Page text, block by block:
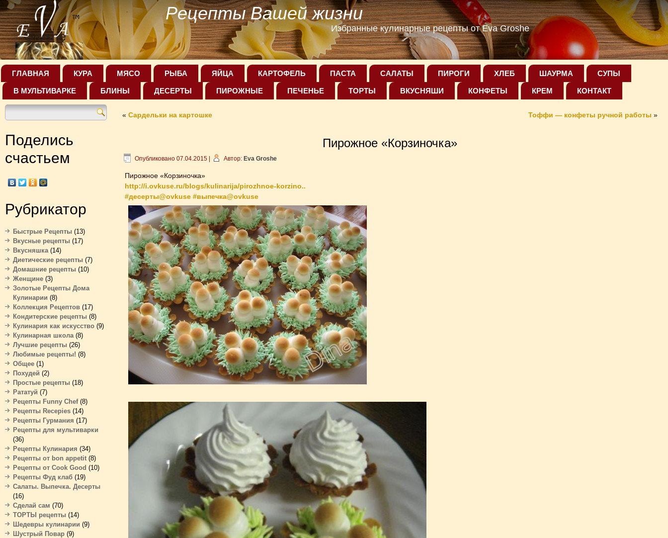
Рецепты Вашей жизни
Избранные кулинарные рецепты от Eva Groshe
ГЛАВНАЯ КУРА МЯСО РЫБА ЯЙЦА КАРТОФЕЛЬ ПАСТА САЛАТЫ ПИРОГИ ХЛЕБ ШАУРМА СУПЫ
В МУЛЬТИВАРКЕ БЛИНЫ ДЕСЕРТЫ ПИРОЖНЫЕ ПЕЧЕНЬЕ ТОРТЫ ВКУСНЯШИ КОНФЕТЫ КРЕМ КОНТАКТ
Поделись
счастьем
Рубрикатор
Быстрые Рецепты (13)
Вкусные рецепты (17)
Вкусняшка(14)
Диетические рецепты (7)
Домашние рецепты (10)
Женщине (3)
Золотые Рецепты Дома
Кулинарии (8)
Коллекция Рецептов (17)
Кондитерские рецепты (8)
Кулинария как искусство (9)
Кулинарная школа(8)
Лучшие рецепты (26)
Любимые рецепты! (8)
Общее (1)
Похудей (2)
Простые рецепты (18)
Рататуй (7)
Рецепты Funny Chef(8)
Рецепты Recepies (14)
Рецепты Гурмания (17)
Рецепты для мультиварки
(36)
Рецепты Кулинария (34)
Рецепты от bon appetit (8)
Рецепты от Cook Good (10)
Рецепты Фуд клаб (19)
Салаты. Выпечка. Десерты
(16)
Сделай сам (70)
ТОРТЫ рецепты (14)
Шедевры кулинарии (9)
Шустрый Повар (9)
« Сардельки на картошке Тоффи — конфеты ручной работы »
Пирожное «Корзиночка»
Опубликовано 07.04.2015 Автор: Eva Groshe
Пирожное «Корзиночка»
http://i.ovkuse.ru/blogs/kulinarija/pirozhnoe-korzino..
#десерты@ovkuse #выпечка@ovkuse